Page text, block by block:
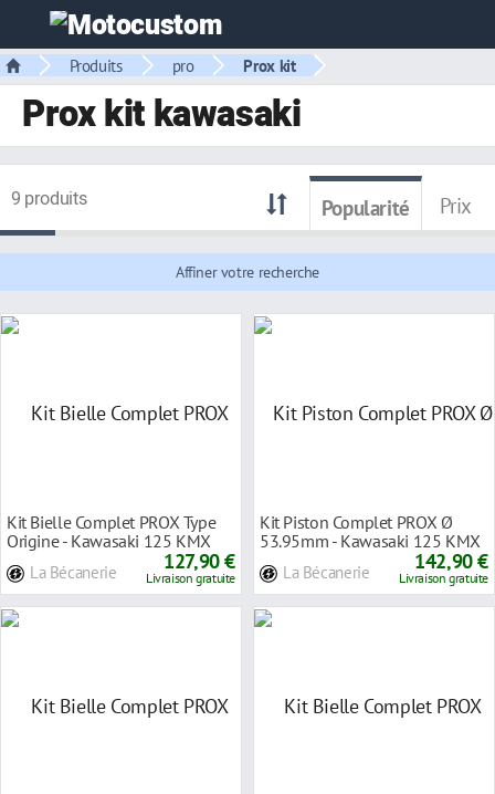
Produits pro Prox kit
Prox kit kawasaki
9 produits Popularité Prix
Affiner votre recherche
Kit Bielle Complet PROX Type
Origine - Kawasaki 125 KMX
La Bécanerie 127,90 €
Livraison gratuite
Kit Piston Complet PROX Ø
53.95mm - Kawasaki 125 KMX
La Bécanerie 142,90 €
Livraison gratuite